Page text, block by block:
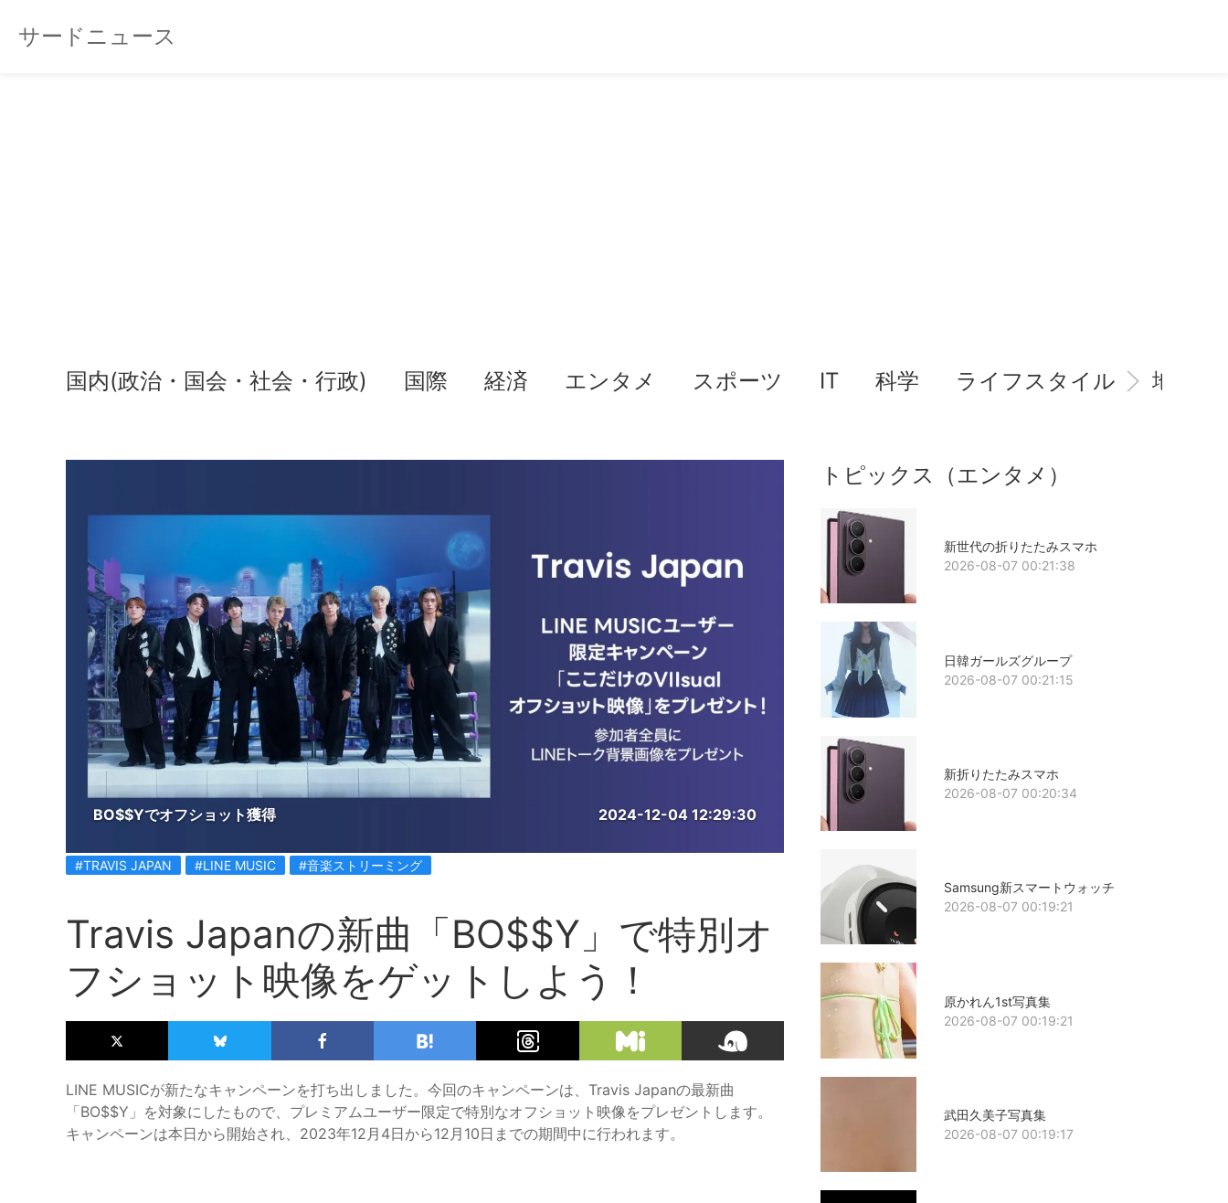
サードニュース
国内(政治・国会・社会・行政) 国際 経済 エンタメ スポーツ IT 科学 ライフスタイル 地域情
BO$$Yでオフショット獲得 2024-12-04 12:29:30
#TRAVIS JAPAN #LINE MUSIC #音楽ストリーミング
Travis Japanの新曲「BO$$Y」で特別オ
フショット映像をゲットしよう！
LINE MUSICが新たなキャンペーンを打ち出しました。今回のキャンペーンは、Travis Japanの最新曲
「BO$$Y」を対象にしたもので、プレミアムユーザー限定で特別なオフショット映像をプレゼントします。
キャンペーンは本日から開始され、2023年12月4日から12月10日までの期間中に行われます。
トピックス（エンタメ）
新世代の折りたたみスマホ
2026-08-07 00:21:38
日韓ガールズグループ
2026-08-07 00:21:15
新折りたたみスマホ
2026-08-07 00:20:34
Samsung新スマートウォッチ
2026-08-07 00:19:21
原かれん1st写真集
2026-08-07 00:19:21
武田久美子写真集
2026-08-07 00:19:17